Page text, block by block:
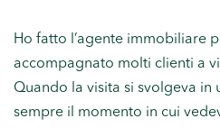
Ho fatto l’agente immobiliare
accompagnato molti clienti a
Quando la visita si svolgeva in
sempre il momento in cui